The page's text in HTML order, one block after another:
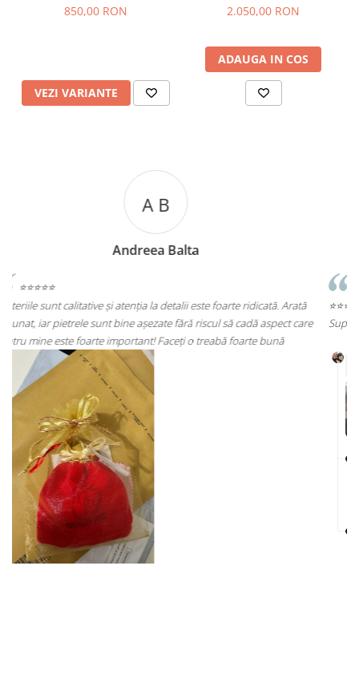
850,00 RON
VEZI VARIANTE
2.050,00 RON
ADAUGA IN COS
Andreea Cicu
⭐⭐⭐⭐⭐
Super mulțumită!! Sunt superbi cerceii!!!